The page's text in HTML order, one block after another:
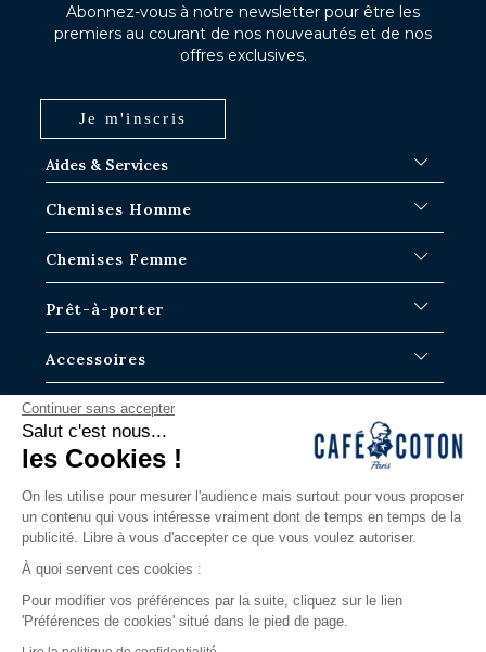
Aides & Services
Délais d'expédition
Échange dans les boutiques Paris-IDF
Chemises Homme
Chemises Bleues
Chemises à Carreaux
Chemises Manches Courtes
Chemises Tartans
Chemises Slim
Chemises Classiques
Grandes Longueurs de Manche
Nouveautés
Les iconiques
Edition Limitée
Chemises Jersey
Chemises Femme
Chemises Blanches Femme
Chemises Oversize
Albane
Justine
Prêt-à-porter
Pulls homme
Polos
T-shirts
Bermudas
Accessoires
Caleçons
Chaussettes homme
Boutons de manchettes
Ceintures
La Marque
Notre Histoire
Blog
Les guides
Nos boutiques
LOOKBOOK
La nouvelle ère
Contactez nous
Du lundi au samedi
9h-19H / 11h-19h le Samedi
contact@cafecoton.com
Abonnez-vous à notre newsletter pour être les
premiers au courant de nos nouveautés et de nos
offres exclusives.
Je m'inscris
Continuer sans accepter
Salut c'est nous...
les Cookies !
On les utilise pour mesurer l'audience mais surtout pour vous proposer
un contenu qui vous intéresse vraiment dont de temps en temps de la
publicité. Libre à vous d'accepter ce que vous voulez autoriser.
À quoi servent ces cookies :
Pour modifier vos préférences par la suite, cliquez sur le lien
'Préférences de cookies' situé dans le pied de page.